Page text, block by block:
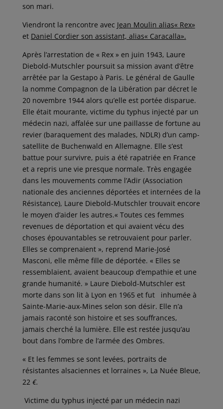
son mari.
Viendront la rencontre avec Jean Moulin alias« Rex»
et Daniel Cordier son assistant, alias« Caracalla».
Après l’arrestation de « Rex » en juin 1943, Laure
Diebold-Mutschler poursuit sa mission avant d’être
arrêtée par la Gestapo à Paris. Le général de Gaulle
la nomme Compagnon de la Libération par décret le
20 novembre 1944 alors qu’elle est portée disparue.
Elle était mourante, victime du typhus injecté par un
médecin nazi, affalée sur une paillasse de fortune au
revier (baraquement des malades, NDLR) d’un camp­
satellite de Buchenwald en Allemagne. Elle s’est
battue pour survivre, puis a été rapatriée en France
et a repris une vie presque normale. Très engagée
dans les mouvements comme l’Adir (Association
nationale des anciennes déportées et internées de la
Résistance), Laure Diebold-Mutschler trouvait encore
le moyen d’aider les autres.« Toutes ces femmes
revenues de déportation et qui avaient vécu des
choses épouvantables se retrouvaient pour parler.
Elles se comprenaient », reprend Marie-José
Masconi, elle­ même fille de déportée. « Elles se
ressemblaient, avaient beaucoup d’empathie et une
grande humanité. » Laure Diebold-Mutschler est
morte dans son lit à Lyon en 1965 et fut inhumée à
Sainte-Marie-aux-Mines selon son désir. Elle n’a
jamais raconté son histoire et ses souffrances,
jamais cherché la lumière. Elle est restée jusqu’au
bout dans l’ombre de l’armée des Ombres.
« Et les femmes se sont levées, portraits de
résistantes alsaciennes et lorraines », La Nuée Bleue,
22 €.
Victime du typhus injecté par un médecin nazi